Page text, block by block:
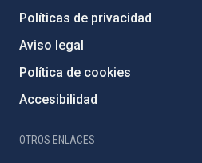
Políticas de privacidad
Aviso legal
Política de cookies
Accesibilidad
OTROS ENLACES